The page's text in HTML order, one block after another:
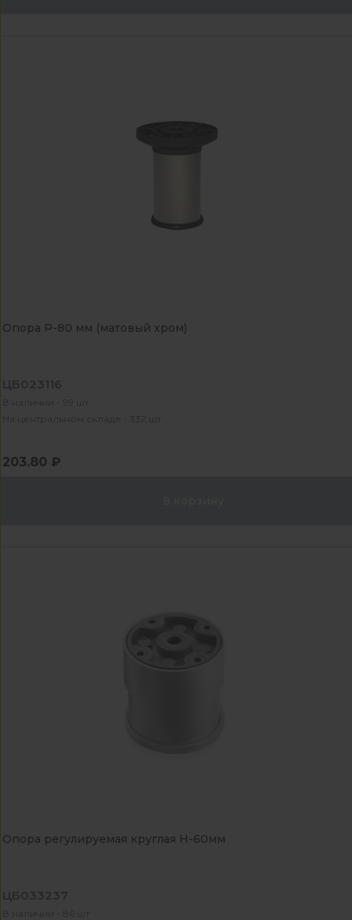
Опора Р-80 мм (матовый хром)
ЦБ023116
В наличии - 99 шт
На центральном складе - 332 шт
203.80 ₽
Опора регулируемая круглая Н-60мм
ЦБ033237
В наличии - 86 шт